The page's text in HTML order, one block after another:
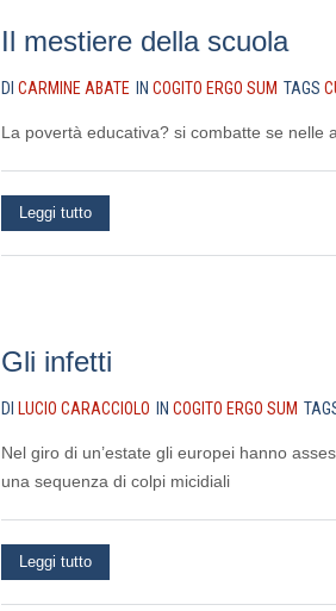
Il mestiere della scuola
DI CARMINE ABATE IN COGITO ERGO SUM TAGS
La povertà educativa? si combatte se nelle
Leggi tutto
Gli infetti
DI LUCIO CARACCIOLO IN COGITO ERGO SUM
Nel giro di un’estate gli europei hanno
una sequenza di colpi micidiali
Leggi tutto